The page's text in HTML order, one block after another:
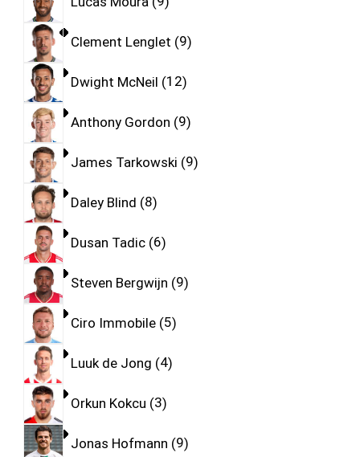
Clement Lenglet 9
Dwight McNeil 12
Anthony Gordon 9
James Tarkowski 9
Daley Blind 8
Dusan Tadic 6
Steven Bergwijn 9
Ciro Immobile 5
Luuk de Jong 4
Orkun Kokcu 3
Jonas Hofmann 9